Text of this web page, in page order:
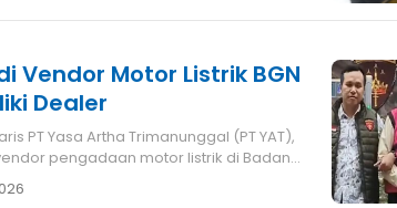
Vendor Motor Listrik BGN
Dealer
pengadaan motor listrik di Badan